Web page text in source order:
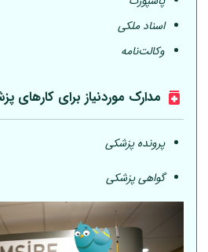
اسناد ملکی
وکالت‌نامه
مدارک موردنیاز برای کارهای
پرونده پزشکی
گواهی پزشکی